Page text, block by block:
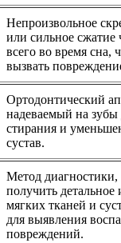
Непроизвольное
или сильное сжатие
всего во время сна,
вызвать
Ортодонтический
надеваемый на
стирания и
сустав.
Метод
получить детальное
мягких тканей и
для выявления
повреждений.